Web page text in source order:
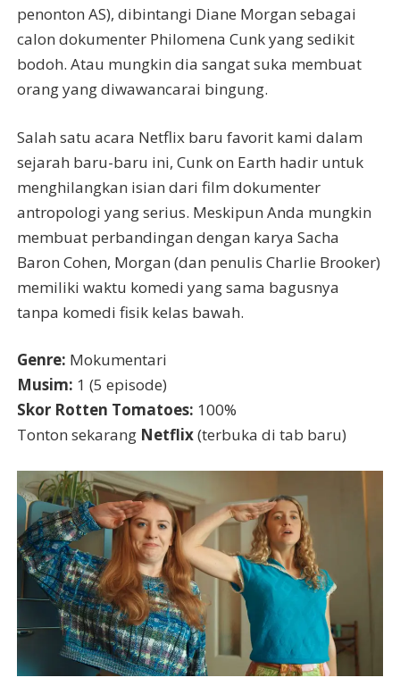
penonton AS), dibintangi Diane Morgan sebagai
calon dokumenter Philomena Cunk yang sedikit
bodoh. Atau mungkin dia sangat suka membuat
orang yang diwawancarai bingung.
Salah satu acara Netflix baru favorit kami dalam
sejarah baru-baru ini, Cunk on Earth hadir untuk
menghilangkan isian dari film dokumenter
antropologi yang serius. Meskipun Anda mungkin
membuat perbandingan dengan karya Sacha
Baron Cohen, Morgan (dan penulis Charlie Brooker)
memiliki waktu komedi yang sama bagusnya
tanpa komedi fisik kelas bawah.
Genre: Mokumentari
Musim: 1 (5 episode)
Skor Rotten Tomatoes: 100%
Tonton sekarang Netflix(terbuka di tab baru)